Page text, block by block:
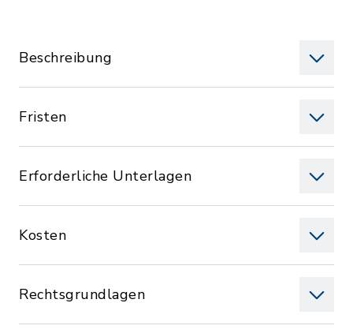
Beschreibung
Fristen
Erforderliche Unterlagen
Kosten
Rechtsgrundlagen